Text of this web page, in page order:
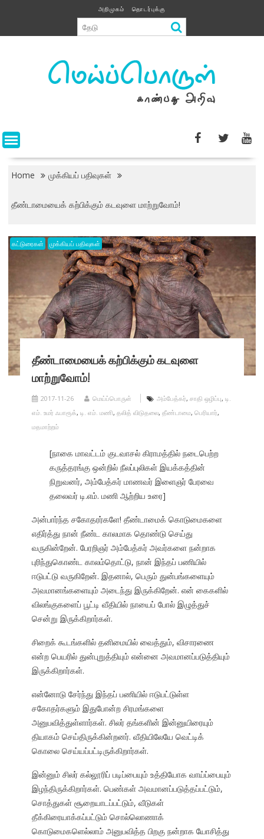
content
அறிமுகம் தொடர்புக்கு
Home முக்கியப் பதிவுகள்
தீண்டாமையைக் கற்பிக்கும் கடவுளை மாற்றுவோம்!
கட்டுரைகள் முக்கியப் பதிவுகள்
தீண்டாமையைக் கற்பிக்கும் கடவுளை
மாற்றுவோம்!
2017-11-26 மெய்ப்பொருள் அம்பேத்கர், சாதி ஒழிப்பு, டி.
எம். உமர் ஃபாரூக், டி. எம். மணி, தலித் விடுதலை, தீண்டாமை, பெரியார்,
மதமாற்றம்
[நாகை மாவட்டம் குடவாசல் கிராமத்தில் நடைபெற்ற
கருத்தரங்கு ஒன்றில் நீலப்புலிகள் இயக்கத்தின்
நிறுவனர், அம்பேத்கர் மாணவர் இளைஞர் பேரவை
தலைவர் டி.எம். மணி ஆற்றிய உரை]
அன்பார்ந்த சகோதரர்களே! தீண்டாமைக் கொடுமைகளை
எதிர்த்து நான் நீண்ட காலமாக தொண்டு செய்து
வருகின்றேன். பேரறிஞர் அம்பேத்கர் அவர்களை நன்றாக
புரிந்துகொண்ட காலம்தொட்டு, நான் இந்தப் பணியில்
ஈடுபட்டு வருகிறேன். இதனால், பெரும் துன்பங்களையும்
அவமானங்களையும் அடைந்து இருக்கிறேன். என் கைகளில்
விலங்குகளைப் பூட்டி வீதியில் நாயைப் போல் இழுத்துச்
சென்று இருக்கிறார்கள்.
சிறைக் கூடங்களில் தனிமையில் வைத்தும், விசாரணை
என்ற பெயரில் துன்புறுத்தியும் என்னை அவமானப்படுத்தியும்
இருக்கிறார்கள்.
என்னோடு சேர்ந்து இந்தப் பணியில் ஈடுபட்டுள்ள
சகோதர்களும் இதுபோன்ற சிரமங்களை
அனுபவித்துள்ளார்கள். சிலர் தங்களின் இன்னுயிரையும்
தியாகம் செய்திருக்கின்றனர். வீதியிலேயே வெட்டிக்
கொலை செய்யப்பட்டிருக்கிறார்கள்.
இன்னும் சிலர் கல்லூரிப் படிப்பையும் உத்தியோக வாய்ப்பையும்
இழந்திருக்கிறார்கள். பெண்கள் அவமானப்படுத்தப்பட்டும்,
சொத்துகள் சூறையாடப்பட்டும், வீடுகள்
தீக்கிரையாக்கப்பட்டும் சொல்லொணாக்
கொடுமைகளெல்லாம் அனுபவித்த பிறகு நன்றாக யோசித்து